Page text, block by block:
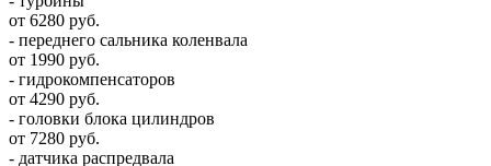
от 6280 руб.
- переднего сальника коленвала
от 1990 руб.
- гидрокомпенсаторов
от 4290 руб.
- головки блока цилиндров
от 7280 руб.
- датчика распредвала